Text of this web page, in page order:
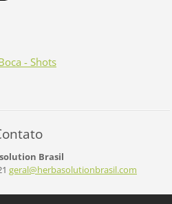
- Shots
Brasil
geral@herbasolutionbrasil.com